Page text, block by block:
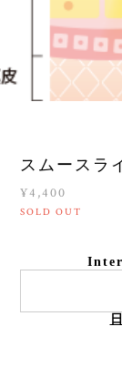
スムースラ
¥4,400
SOLD OUT